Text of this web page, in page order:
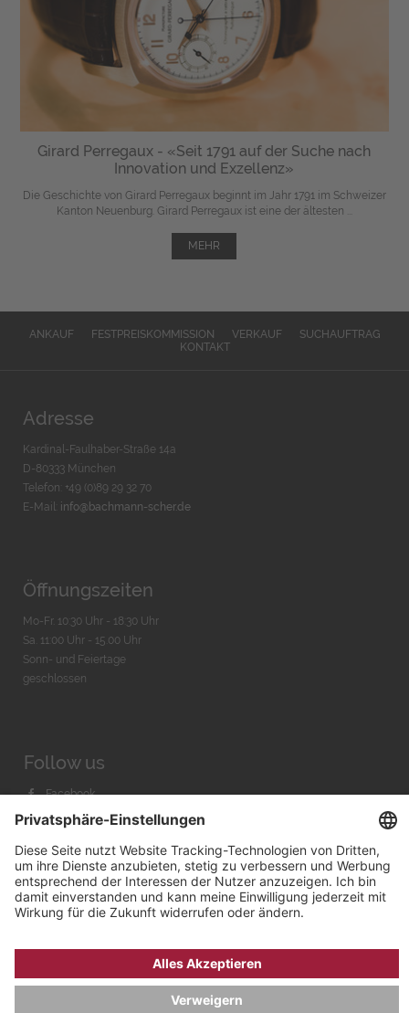
Girard Perregaux - «Seit 1791 auf der Suche nach
Innovation und Exzellenz»
Die Geschichte von Girard Perregaux beginnt im Jahr 1791 im Schweizer
Kanton Neuenburg. Girard Perregaux ist eine der ältesten ...
MEHR
ANKAUF FESTPREISKOMMISSION VERKAUF
SUCHAUFTRAG
KONTAKT
Adresse
Kardinal-Faulhaber-Straße 14a
D-80333 München
Telefon: +49 (0)89 29 32 70
E-Mail: info@bachmann-scher.de
Öffnungszeiten
Mo-Fr. 10:30 Uhr - 18:30 Uhr
Sa. 11:00 Uhr - 15.00 Uhr
Sonn- und Feiertage
geschlossen
Follow us
Facebook
Instagram
Youtube
Bachmann & Scher GmbH / Watchandco GmbH